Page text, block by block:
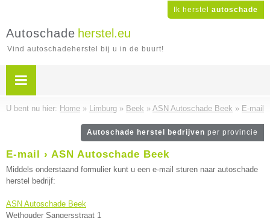
Ik herstel autoschade
Autoschade herstel.eu
Vind autoschadeherstel bij u in de buurt!
U bent nu hier: Home » Limburg » Beek » ASN Autoschade Beek » E-mail
Autoschade herstel bedrijven per provincie
E-mail › ASN Autoschade Beek
Middels onderstaand formulier kunt u een e-mail sturen naar autoschade
herstel bedrijf:
ASN Autoschade Beek
Wethouder Sangersstraat 1